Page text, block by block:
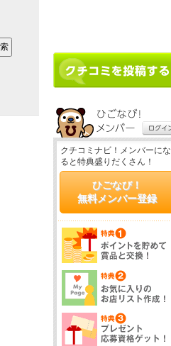
クチコミナビ！メンバーにな
ると特典盛りだくさん！
ひごなび！
無料メンバー登録